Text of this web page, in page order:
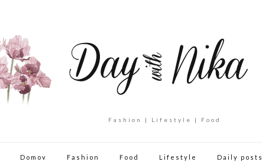
Fashion | Lifestyle | Food
Domov Fashion Food Lifestyle Daily posts